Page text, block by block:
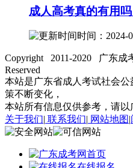
成人高考真的有用
时间：2024-
Copyright 2011-2020 广东成
Reserved
本站是广东省成人考试社会
策不断变化，
本站所有信息仅供参考，请
关于我们| 联系我们| 网站地图|
首页